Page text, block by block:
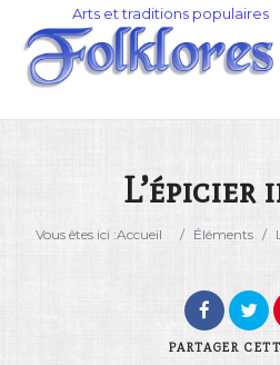
Catégorie
L’épicier
Vous êtes ici :Accueil / Éléments /
PARTAGER